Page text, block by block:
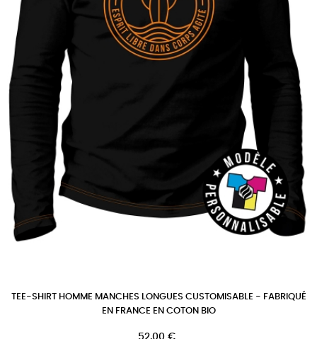
TEE-SHIRT HOMME MANCHES LONGUES CUSTOMISABLE - FABRIQUÉ
EN FRANCE EN COTON BIO
Prix
52,00 €